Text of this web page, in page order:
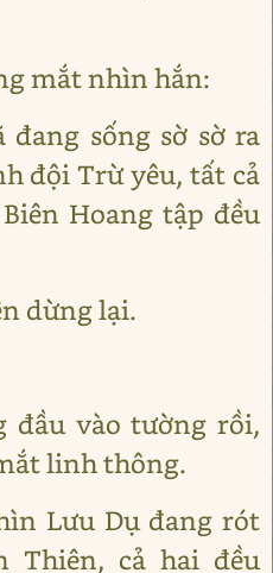
mắt nhìn hắn:
sống sờ sờ ra
đội Trừ yêu, tất cả
Hoang tập đều
dừng lại.
đầu vào tường rồi,
linh thông.
Lưu Dụ đang rót
Thiên, cả hai đều